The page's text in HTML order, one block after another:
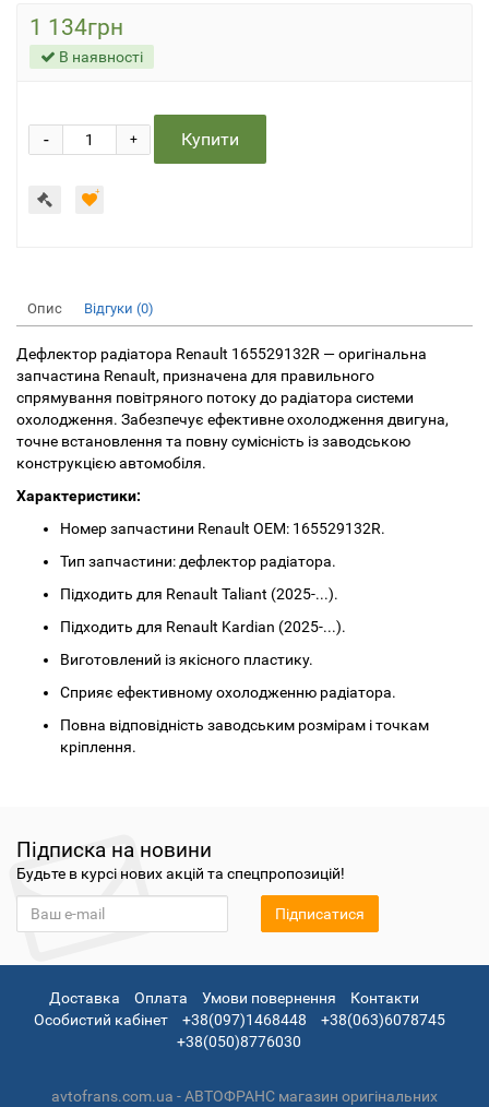
1 134грн
В наявності
+
- Купити
Опис Відгуки (0)
Дефлектор радіатора Renault 165529132R — оригінальна
запчастина Renault, призначена для правильного
спрямування повітряного потоку до радіатора системи
охолодження. Забезпечує ефективне охолодження двигуна,
точне встановлення та повну сумісність із заводською
конструкцією автомобіля.
Характеристики:
Номер запчастини Renault OEM: 165529132R.
Тип запчастини: дефлектор радіатора.
Підходить для Renault Taliant (2025-...).
Підходить для Renault Kardian (2025-...).
Виготовлений із якісного пластику.
Сприяє ефективному охолодженню радіатора.
Повна відповідність заводським розмірам і точкам
кріплення.
Підписка на новини
Будьте в курсі нових акцій та спецпропозицій!
Підписатися
Доставка Оплата Умови повернення
Контакти
Особистий кабінет
+38(097)1468448
+38(063)6078745
+38(050)8776030
avtofrans.com.ua - АВТОФРАНС магазин оригінальних